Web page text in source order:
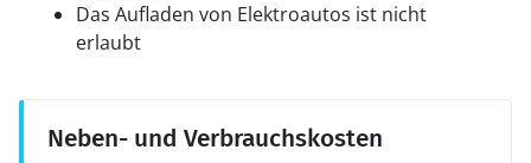
Das Aufladen von Elektroautos ist nicht
erlaubt
Neben- und Verbrauchskosten